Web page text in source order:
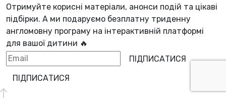
Отримуйте корисні матеріали, анонси подій та цікаві
підбірки. А ми подаруємо безплатну триденну
англомовну програму на інтерактивній платформі
для вашої дитини 🔥
ПІДПИСАТИСЯ
ПІДПИСАТИСЯ